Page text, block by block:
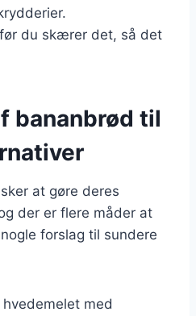
du skærer det, så det
bananbrød til
at gøre deres
der er flere måder at
forslag til sundere
hvedemelet med